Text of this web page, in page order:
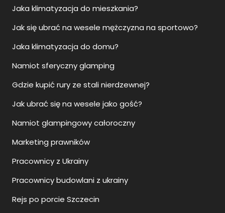
Jaka klimatyzacja do mieszkania?
Jak się ubrać na wesele mężczyzna na sportowo?
Jaka klimatyzacja do domu?
Namiot sferyczny glamping
Gdzie kupić rury ze stali nierdzewnej?
Jak ubrać się na wesele jako gość?
Namiot glampingowy całoroczny
Marketing prawników
Pracownicy z Ukrainy
Pracownicy budowlani z ukrainy
Rejs po porcie Szczecin